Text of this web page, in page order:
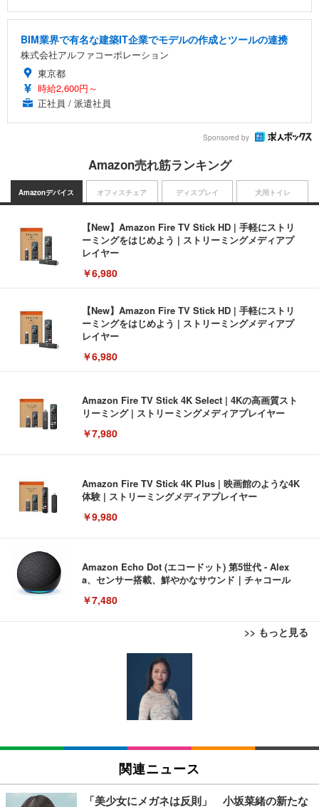
BIM業界で有名な建築IT企業でモデルの作成とツールの連携
株式会社アルファコーポレーション
東京都
時給2,600円～
正社員 / 派遣社員
Sponsored by
Amazon売れ筋ランキング
Amazonデバイス
【New】Amazon Fire TV Stick HD | 手軽にストリ
ーミングをはじめよう | ストリーミングメディアプ
レイヤー
￥6,980
【New】Amazon Fire TV Stick HD | 手軽にストリ
ーミングをはじめよう | ストリーミングメディアプ
レイヤー
￥6,980
Amazon Fire TV Stick 4K Select | 4Kの高画質スト
リーミング | ストリーミングメディアプレイヤー
￥7,980
Amazon Fire TV Stick 4K Plus | 映画館のような4K
体験 | ストリーミングメディアプレイヤー
￥9,980
Amazon Echo Dot (エコードット) 第5世代 - Alex
a、センサー搭載、鮮やかなサウンド｜チャコール
￥7,480
>> もっと見る
オフィスチェア
[EdoErgo] オフィスチェア 椅子 テレワーク 疲れな
い 跳ね上げ式アームレスト コンパクト 約105度ロッ
キング pc 事務椅子 360度回転 座面昇降 強化ナイロ
ン樹脂ベース 通気性メッシュ 在宅ワーク H-WY01
(黒網+黒枠+黒足)
SIHOO B100 オフィスチェア／デスクチェア メッシ
ュチェア 人間工学 疲れない ブラック
￥27,999
ディスプレイ
EIZO ビジネス向けプレミアムモニター | FlexScan
EV3240X-WT | 31.5型4K UHD・USB Type-C・ホワ
EIZO ビジネス向けプレミアムモニター | FlexScan
￥109,572
犬用トイレ
Amazonベーシック ペットシーツ 薄型 レギュラー 1
回使い捨て 無香料 ホワイト 300枚
Amazonベーシック ペットシーツ 厚型 ワイド 42枚
x2袋(84枚) ホワイト(吸収面:ライトブルー)
￥3,234
関連ニュース
「美少女にメガネは反則」 小坂菜緒の新たな